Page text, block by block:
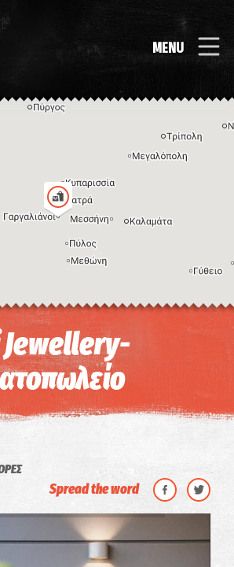
MENU
ενδέχεται να υπόκειται σε πνευματικά δικαιώματα Όροι
Spread the word